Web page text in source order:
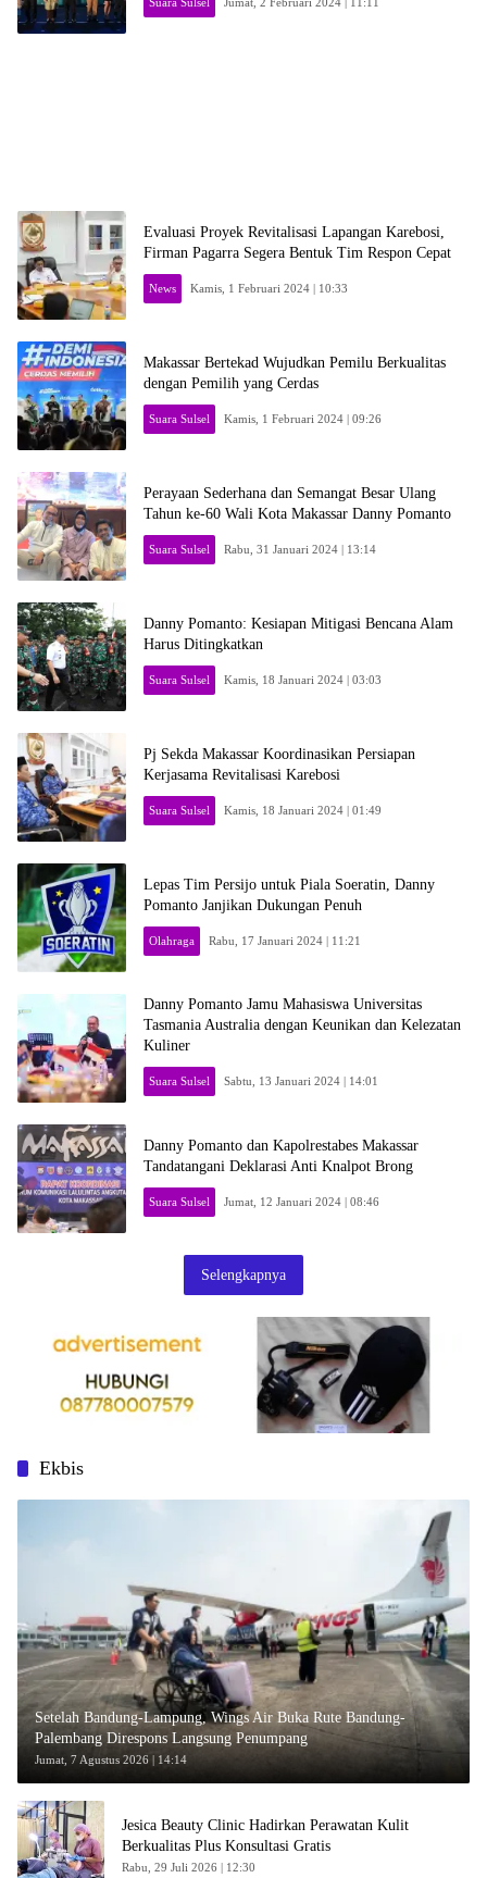
Evaluasi Proyek Revitalisasi Lapangan Karebosi,
Firman Pagarra Segera Bentuk Tim Respon Cepat
News Kamis, 1 Februari 2024 | 10:33
Makassar Bertekad Wujudkan Pemilu Berkualitas
dengan Pemilih yang Cerdas
Suara Sulsel Kamis, 1 Februari 2024 | 09:26
Perayaan Sederhana dan Semangat Besar Ulang
Tahun ke-60 Wali Kota Makassar Danny Pomanto
Suara Sulsel Rabu, 31 Januari 2024 | 13:14
Danny Pomanto: Kesiapan Mitigasi Bencana Alam
Harus Ditingkatkan
Suara Sulsel Kamis, 18 Januari 2024 | 03:03
Pj Sekda Makassar Koordinasikan Persiapan
Kerjasama Revitalisasi Karebosi
Suara Sulsel Kamis, 18 Januari 2024 | 01:49
Lepas Tim Persijo untuk Piala Soeratin, Danny
Pomanto Janjikan Dukungan Penuh
Olahraga Rabu, 17 Januari 2024 | 11:21
Danny Pomanto Jamu Mahasiswa Universitas
Tasmania Australia dengan Keunikan dan Kelezatan
Kuliner
Suara Sulsel Sabtu, 13 Januari 2024 | 14:01
Danny Pomanto dan Kapolrestabes Makassar
Tandatangani Deklarasi Anti Knalpot Brong
Suara Sulsel Jumat, 12 Januari 2024 | 08:46
Selengkapnya
Ekbis
Setelah Bandung-Lampung, Wings Air Buka Rute Bandung-
Palembang Direspons Langsung Penumpang
Jumat, 7 Agustus 2026 | 14:14
Jesica Beauty Clinic Hadirkan Perawatan Kulit
Berkualitas Plus Konsultasi Gratis
Rabu, 29 Juli 2026 | 12:30